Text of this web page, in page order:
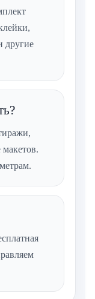
другие